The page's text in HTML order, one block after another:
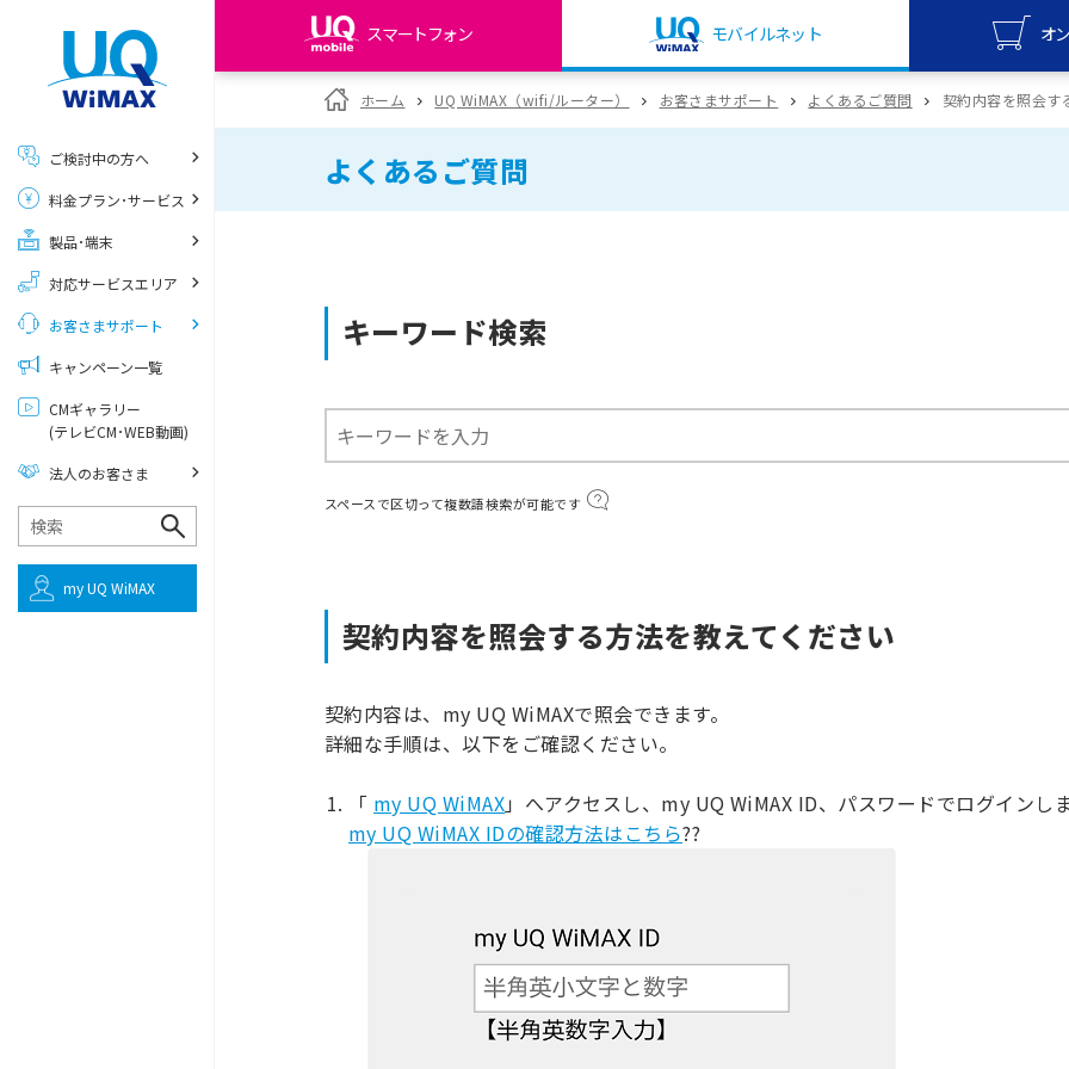
スマートフォン モバイルネット オ
my UQ WiMAX
UQ WiMAX ご契約の方
My UQ mobile
UQ
オンラ
ホーム UQ WiMAX（wifi/ルーター） お客さまサポート よくあるご質問 契約内容を照会す
よくあるご質問
キーワード検索
スペースで区切って複数語検索が可能です
契約内容を照会する方法を教えてください
契約内容は、my UQ WiMAXで照会できます。
詳細な手順は、以下をご確認ください。
「 my UQ WiMAX」へアクセスし、my UQ WiMAX ID、パスワードでログインし
my UQ WiMAX IDの確認方法はこちら??
ご検討中の方へ
料金プラン･サービス
製品･端末
対応サービスエリア
お客さまサポート
キャンペーン一覧
CMギャラリー
(テレビCM･WEB動画)
法人のお客さま
my UQ WiMAX